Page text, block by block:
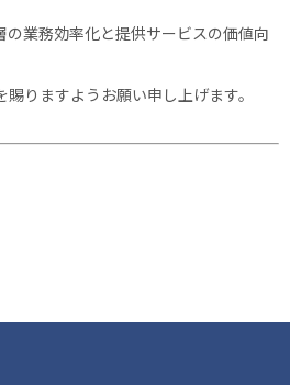
の業務効率化と提供サービスの価値向
りますようお願い申し上げます。